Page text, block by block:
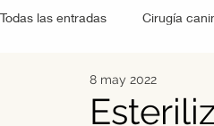
Todas las entradas Cirugía
Grandes animales
8 may 2022